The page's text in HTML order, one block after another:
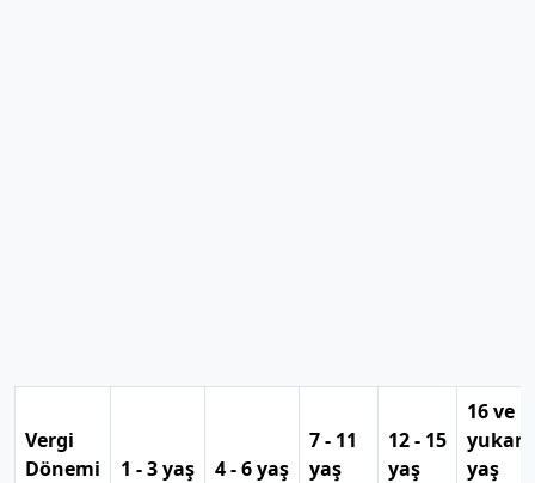
Vergi
Dönemi
1 - 3 yaş 4 - 6 yaş
7 - 11
yaş
12 - 15
yaş
16 ve
yukarı
yaş